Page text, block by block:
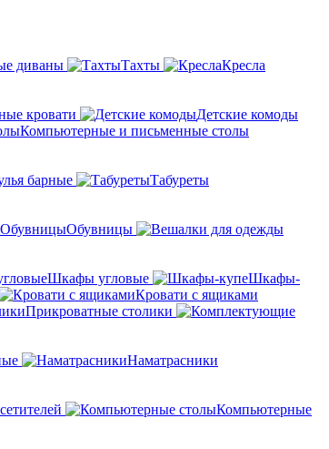
диваны Тахты
Кресла
кровати
Детские комоды
Компьютерные и письменные столы
барные
Табуреты
Обувницы
Шкафы угловые
Шкафы-
Кровати с ящиками
Прикроватные столики
Наматрасники
Компьютерные